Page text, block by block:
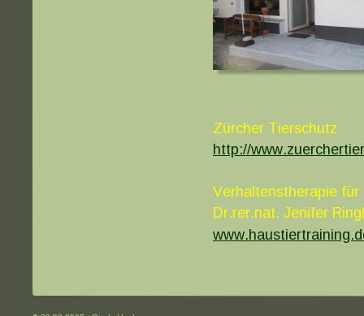
Zürcher Tierschutz
http://
Verhaltenstherapie
Dr.rer.nat. Jenifer